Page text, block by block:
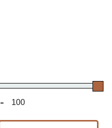
Minimum Price
-
Maximum Price